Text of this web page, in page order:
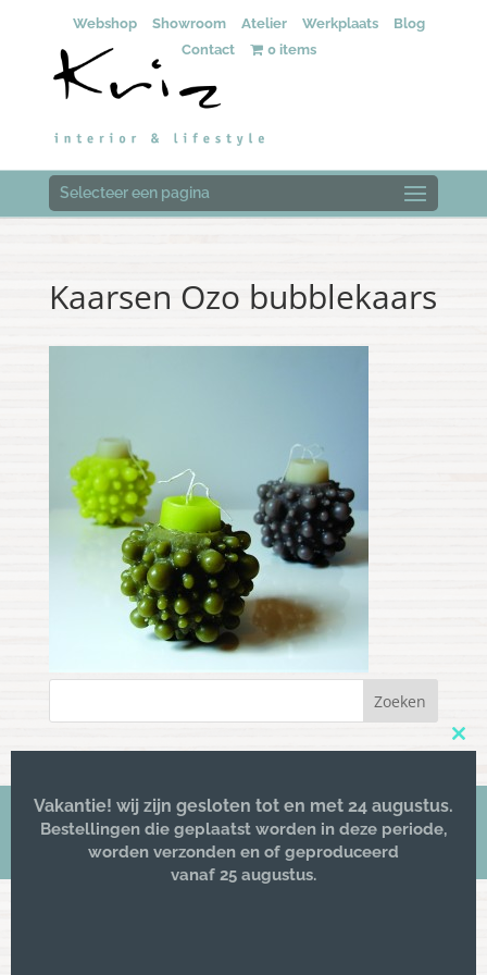
Webshop Showroom Atelier Werkplaats
Blog
Contact
0 items
Selecteer een pagina
Kaarsen Ozo bubblekaars
© 2016 -Kriz lifestyle| All rights reserved
Vakantie! wij zijn gesloten tot en met 24 augustus.
Bestellingen die geplaatst worden in deze periode,
worden verzonden en of geproduceerd
vanaf 25 augustus.